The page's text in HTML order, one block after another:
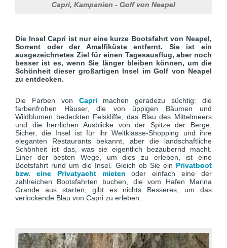
Capri, Kampanien - Golf von Neapel
Die Insel Capri ist nur eine kurze Bootsfahrt von Neapel,
Sorrent oder der Amalfiküste entfernt. Sie ist ein
ausgezeichnetes Ziel für einen Tagesausflug, aber noch
besser ist es, wenn Sie länger bleiben können, um die
Schönheit dieser großartigen Insel im Golf von Neapel
zu entdecken.
Die Farben von Capri machen geradezu süchtig: die
farbenfrohen Häuser, die von üppigen Bäumen und
Wildblumen bedeckten Felskliffe, das Blau des Mittelmeers
und die herrlichen Ausblicke von der Spitze der Berge.
Sicher, die Insel ist für ihr Weltklasse-Shopping und ihre
eleganten Restaurants bekannt, aber die landschaftliche
Schönheit ist das, was sie eigentlich bezaubernd macht.
Einer der besten Wege, um dies zu erleben, ist eine
Bootsfahrt rund um die Insel. Gleich ob Sie ein Privatboot
bzw. eine Privatyacht mieten oder einfach eine der
zahlreichen Bootsfahrten buchen, die vom Hafen Marina
Grande aus starten, gibt es nichts Besseres, um das
verlockende Blau von Capri zu erleben.